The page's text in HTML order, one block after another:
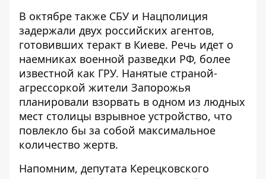
В октябре также СБУ и Нацполиция
задержали двух российских агентов,
готовивших теракт в Киеве. Речь идет о
наемниках военной разведки РФ, более
известной как ГРУ. Нанятые страной-
агрессоркой жители Запорожья
планировали взорвать в одном из людных
мест столицы взрывное устройство, что
повлекло бы за собой максимальное
количество жертв.
Напомним, депутата Керецковского